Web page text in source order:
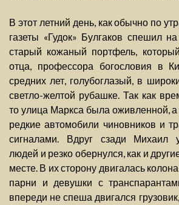
В этот летний день, как обычно по
газеты «Гудок» Булгаков спешил
старый кожаный портфель,
отца, профессора богословия в
средних лет, голубоглазый, в
светло-желтой рубашке. Так как
то улица Маркса была оживленной, а
редкие автомобили чиновников и
сигналами. Вдруг сзади Михаил
людей и резко обернулся, как и
месте. В их сторону двигалась
парни и девушки с
впереди не спеша двигался